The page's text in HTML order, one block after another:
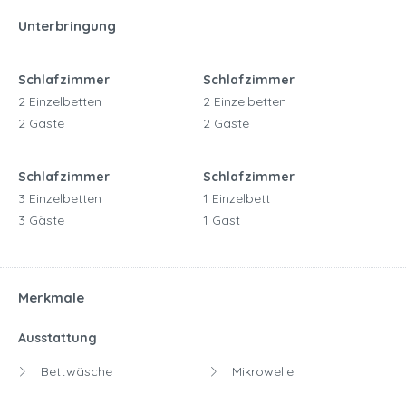
Unterbringung
Schlafzimmer
2 Einzelbetten
2 Gäste
Schlafzimmer
2 Einzelbetten
2 Gäste
Schlafzimmer
3 Einzelbetten
3 Gäste
Schlafzimmer
1 Einzelbett
1 Gast
Merkmale
Ausstattung
Bettwäsche
Mikrowelle